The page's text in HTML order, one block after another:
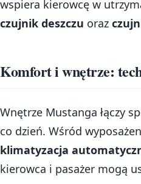
wspiera kierowcę w
czujnik deszczu oraz
Komfort i wnętrze:
Wnętrze Mustanga łączy
co dzień. Wśród
klimatyzacja
kierowca i pasażer mogą